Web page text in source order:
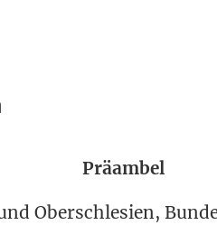
Prä­am­bel
Ober­schle­si­en,